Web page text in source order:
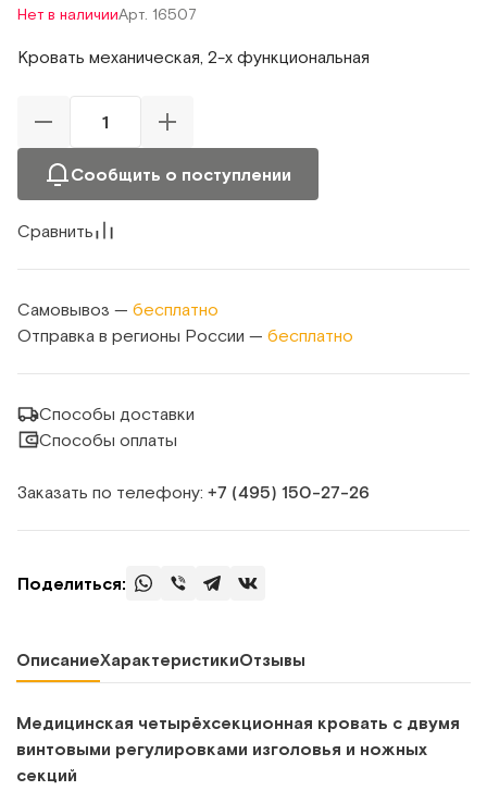
Нет в наличииАрт. 16507
Кровать механическая, 2-х функциональная
Сообщить о поступлении
Сравнить
Самовывоз — бесплатно
Отправка в регионы России — бесплатно
Способы доставки
Способы оплаты
Заказать по телефону: +7 (495) 150‑27‑26
Поделиться:
ОписаниеХарактеристикиОтзывы
Медицинская четырёхсекционная кровать с двумя
винтовыми регулировками изголовья и ножных
секций